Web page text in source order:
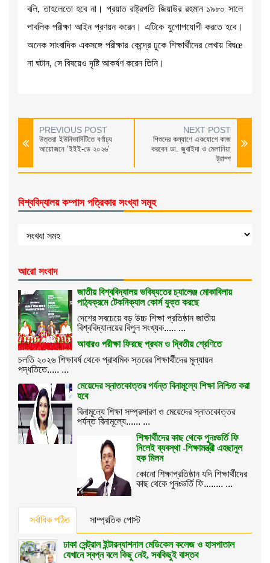
বলি, তাহলেতো হবে না। প্রয়াত রাষ্ট্রপতি জিয়াউর রহমান ১৯৮০ সালে
পাবলিক পরীক্ষা আইন প্রণয়ন করেন। এটিকে যুগোপযোগী করতে হবে।
অনেক সাংবাদিক একসঙ্গে পরীক্ষার কেন্দ্রে ঢুকে শিক্ষার্থীদের লেখায় বিঘœ
না ঘটান, সে বিষয়েও দৃষ্টি আকর্ষণ করেন তিনি।
PREVIOUS POST
উত্তরা ইউনিভার্সিটিতে বর্ণাঢ্য
আয়োজনে ‘ইইই-ডে ২০২৬’
NEXT POST
শিশুদের কল্যাণে একযোগে কাজ
করবেন ডা. জুবাইদা ও মেলানিয়া
ট্রাম্প
বিশ্ববিদ্যালয় কম্পাস পত্রিকার সংখ্যা সমূহ
আরো সংবাদ
জাতীয় বিশ্ববিদ্যালয় ভবিষ্যতের চ্যালেঞ্জ মোকাবিলায়
পাঠ্যক্রমে টেকনিক্যাল কোর্স যুক্ত করছে
দেশের সবচেয়ে বড় উচ্চ শিক্ষা প্রতিষ্ঠান জাতীয়
বিশ্ববিদ্যালয়ের বিপুল সংখ্যক..... ...
আবারও পরীক্ষা ফিরছে প্রথম ও দ্বিতীয় শ্রেণিতে
চলতি ২০২৬ শিক্ষাবর্ষ থেকে প্রাথমিক স্তরের শিক্ষার্থীদের মূল্যায়ন
পদ্ধতিতে..... ...
মেয়েদের স্নাতকোত্তর পর্যন্ত বিনামূল্যে শিক্ষা নিশ্চিত করা
হবে
বিনামূল্যে শিক্ষা সম্প্রসারণ ও মেয়েদের স্নাতকোত্তর
পর্যন্ত বিনামূল্যে...... ...
শিক্ষার্থীদের কাছ থেকে পুনঃভর্তি ফি
নিলেই ব্যবস্থা -শিক্ষামন্ত্রী এহছানুল
হক মিলন
কোনো শিক্ষাপ্রতিষ্ঠান যদি শিক্ষার্থীদের
কাছ থেকে পুনঃভর্তি ফি........ ...
সর্বাধিক পঠিত সাম্প্রতিক পোস্ট
ঢাকা সেন্ট্রাল ইন্টারন্যাশনাল মেডিকেল কলেজ ও হাসপাতাল
যেখানে স্বপ্ন বলে কিছু নেই, সবকিছুই বাস্তব